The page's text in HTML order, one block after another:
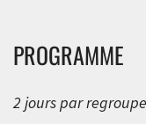
PROGRAMME
2 jours par